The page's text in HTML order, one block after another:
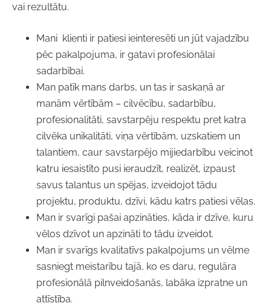
vai rezultātu.
Mani klienti ir patiesi ieinteresēti un jūt vajadzību
pēc pakalpojuma, ir gatavi profesionālai
sadarbībai.
Man patīk mans darbs, un tas ir saskaņā ar
manām vērtībām – cilvēcību, sadarbību,
profesionalitāti, savstarpēju respektu pret katra
cilvēka unikalitāti, viņa vērtībām, uzskatiem un
talantiem, caur savstarpējo mijiedarbību veicinot
katru iesaistīto pusi ieraudzīt, realizēt, izpaust
savus talantus un spējas, izveidojot tādu
projektu, produktu, dzīvi, kādu katrs patiesi vēlas.
Man ir svarīgi pašai apzināties, kāda ir dzīve, kuru
vēlos dzīvot un apzināti to tādu izveidot.
Man ir svarīgs kvalitatīvs pakalpojums un vēlme
sasniegt meistarību tajā, ko es daru, regulāra
profesionālā pilnveidošanās, labāka izpratne un
attīstība.